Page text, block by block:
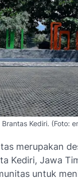
Brantas Kediri. (Foto:
merupakan
Kediri, Jawa
untuk